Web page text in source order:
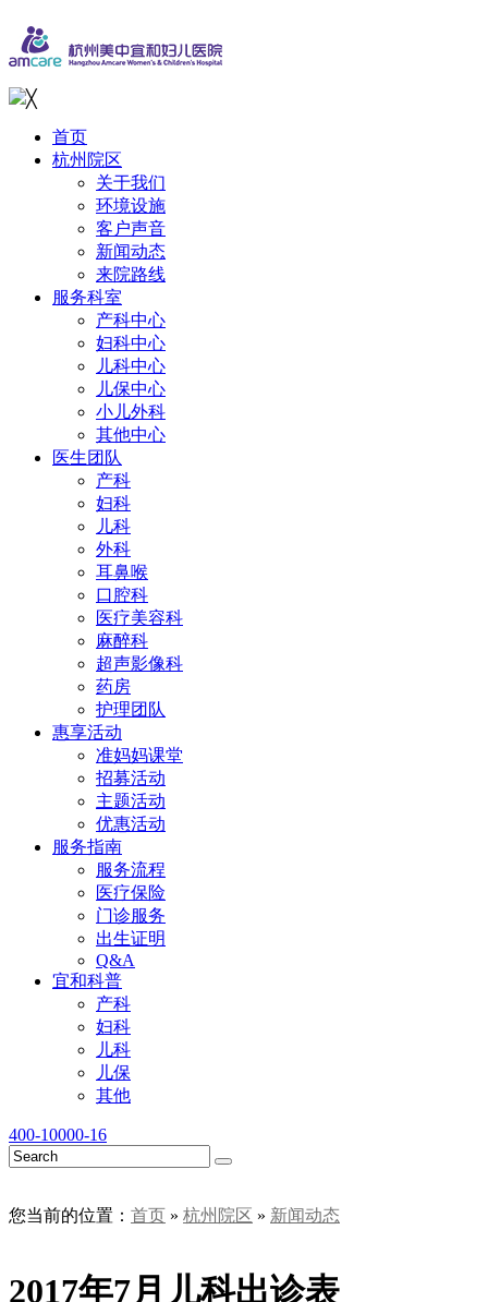
╳
首页
杭州院区
关于我们
环境设施
客户声音
新闻动态
来院路线
服务科室
产科中心
妇科中心
儿科中心
儿保中心
小儿外科
其他中心
医生团队
产科
妇科
儿科
外科
耳鼻喉
口腔科
医疗美容科
麻醉科
超声影像科
药房
护理团队
惠享活动
准妈妈课堂
招募活动
主题活动
优惠活动
服务指南
服务流程
医疗保险
门诊服务
出生证明
Q&A
宜和科普
产科
妇科
儿科
儿保
其他
400-10000-16
您当前的位置： 首页 » 杭州院区 » 新闻动态
2017年7月儿科出诊表